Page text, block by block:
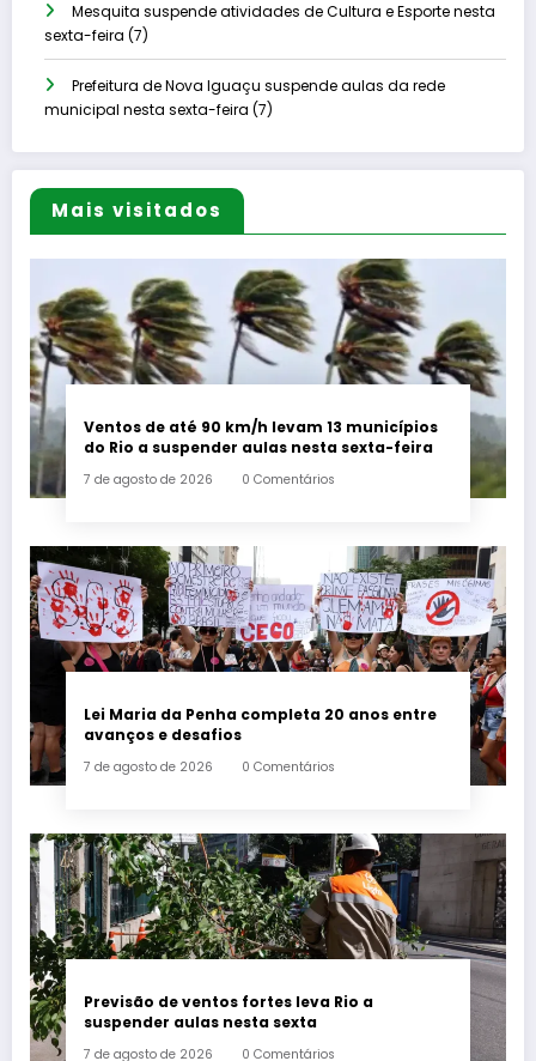
Mesquita suspende atividades de Cultura e Esporte nesta
sexta-feira (7)
Prefeitura de Nova Iguaçu suspende aulas da rede
municipal nesta sexta-feira (7)
Mais visitados
Ventos de até 90 km/h levam 13 municípios
do Rio a suspender aulas nesta sexta-feira
7 de agosto de 2026 0 Comentários
Lei Maria da Penha completa 20 anos entre
avanços e desafios
7 de agosto de 2026 0 Comentários
Previsão de ventos fortes leva Rio a
suspender aulas nesta sexta
7 de agosto de 2026 0 Comentários